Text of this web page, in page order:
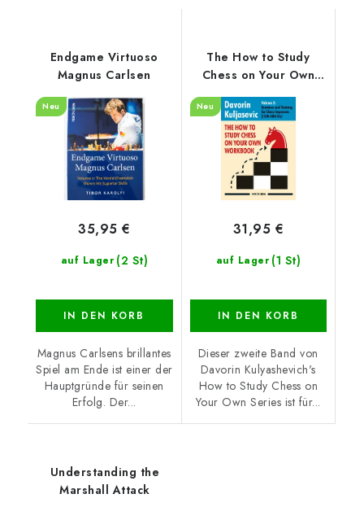
Endgame Virtuoso
Magnus Carlsen
Neu
auf Lager (2 St)
35,95 €
IN DEN KORB
Magnus Carlsens brillantes
Spiel am Ende ist einer der
Hauptgründe für seinen
Erfolg. Der...
The How to Study
Chess on Your Own
Workbook Volume 2
Neu
auf Lager (1 St)
31,95 €
IN DEN KORB
Dieser zweite Band von
Davorin Kulyashevich's
How to Study Chess on
Your Own Series ist für...
Understanding the
Marshall Attack